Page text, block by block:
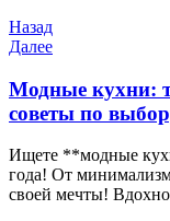
Навигация
по
записям
Предыдущая
запись
Назад
Следующая
Далее
Модные кухни:
советы по
Ищете **модные
года! От
своей мечты!